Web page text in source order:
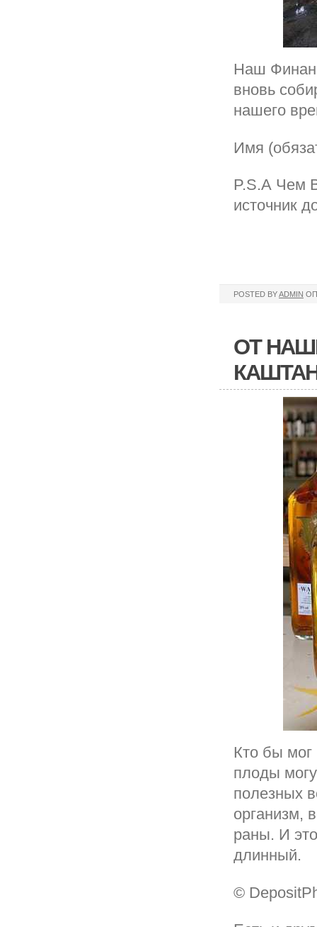
Наш
вновь
нашего
Имя
P.S.А Чем
источник
POSTED BYADMIN
ОТ
Кто бы мог
плоды
полезных
организм,
раны. И
длинный.
©